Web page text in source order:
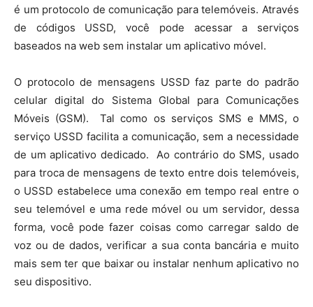
é um protocolo de comunicação para telemóveis. Através
de códigos USSD, você pode acessar a serviços
baseados na web sem instalar um aplicativo móvel.
O protocolo de mensagens USSD faz parte do padrão
celular digital do Sistema Global para Comunicações
Móveis (GSM). Tal como os serviços SMS e MMS, o
serviço USSD facilita a comunicação, sem a necessidade
de um aplicativo dedicado. Ao contrário do SMS, usado
para troca de mensagens de texto entre dois telemóveis,
o USSD estabelece uma conexão em tempo real entre o
seu telemóvel e uma rede móvel ou um servidor, dessa
forma, você pode fazer coisas como carregar saldo de
voz ou de dados, verificar a sua conta bancária e muito
mais sem ter que baixar ou instalar nenhum aplicativo no
seu dispositivo.